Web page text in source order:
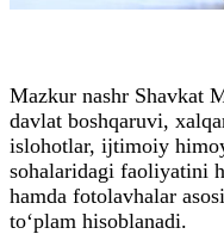
Mazkur nashr Shavkat
davlat boshqaruvi,
islohotlar, ijtimoiy
sohalaridagi faoliyatini
hamda fotolavhalar
to‘plam hisoblanadi.